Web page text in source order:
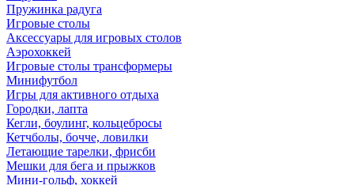
Пружинка радуга
Игровые столы
Аксессуары для игровых столов
Аэрохоккей
Игровые столы трансформеры
Минифутбол
Игры для активного отдыха
Городки, лапта
Кегли, боулинг, кольцебросы
Кетчболы, бочче, ловилки
Летающие тарелки, фрисби
Мешки для бега и прыжков
Мини-гольф, хоккей